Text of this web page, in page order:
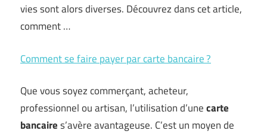
vies sont alors diverses. Découvrez dans cet article,
comment …
Comment se faire payer par carte bancaire ?
Que vous soyez commerçant, acheteur,
professionnel ou artisan, l’utilisation d’unecarte
bancaires’avère avantageuse. C’est un moyen de